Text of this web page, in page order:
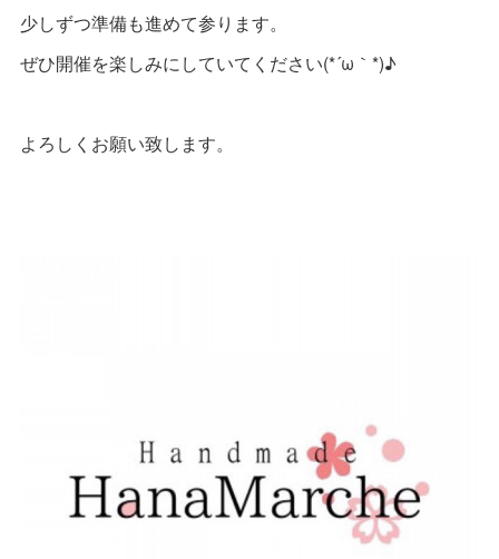
少しずつ準備も進めて参ります。
ぜひ開催を楽しみにしていてください(*´ω｀*)♪
よろしくお願い致します。